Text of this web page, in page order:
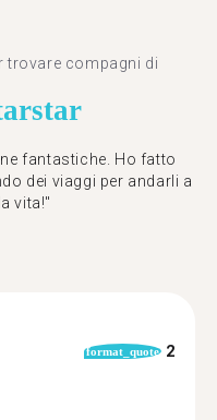
trovare compagni di
star
fantastiche. Ho fatto
dei viaggi per andarli a
vita!"
format_quote 2